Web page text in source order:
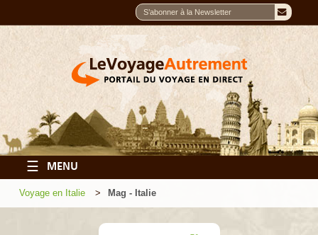
☰ MENU
Voyage en Italie Mag - Italie